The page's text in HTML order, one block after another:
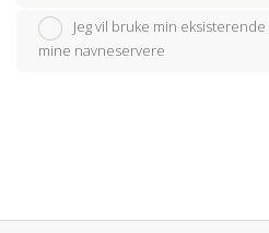
Jeg vil bruke min
mine navneservere